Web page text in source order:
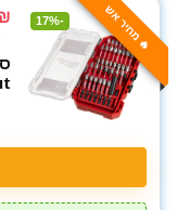
🔥 מחיר אש -17%